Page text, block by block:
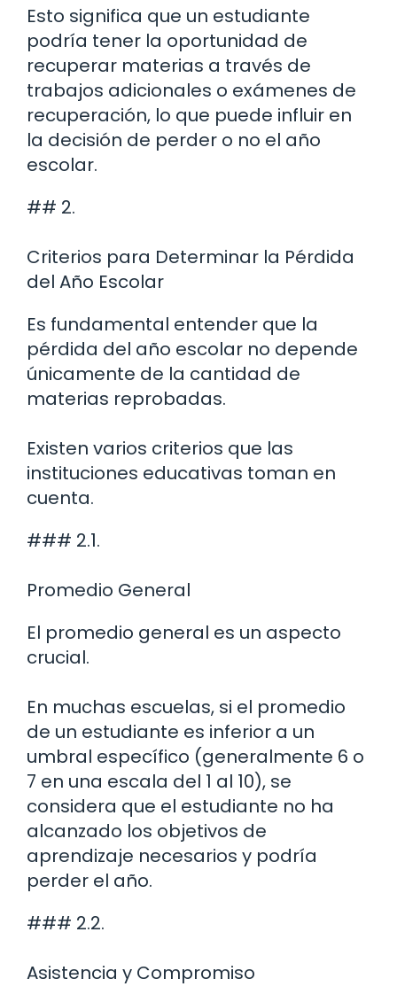
Esto significa que un estudiante
podría tener la oportunidad de
recuperar materias a través de
trabajos adicionales o exámenes de
recuperación, lo que puede influir en
la decisión de perder o no el año
escolar.
## 2.
Criterios para Determinar la Pérdida
del Año Escolar
Es fundamental entender que la
pérdida del año escolar no depende
únicamente de la cantidad de
materias reprobadas.
Existen varios criterios que las
instituciones educativas toman en
cuenta.
### 2.1.
Promedio General
El promedio general es un aspecto
crucial.
En muchas escuelas, si el promedio
de un estudiante es inferior a un
umbral específico (generalmente 6 o
7 en una escala del 1 al 10), se
considera que el estudiante no ha
alcanzado los objetivos de
aprendizaje necesarios y podría
perder el año.
### 2.2.
Asistencia y Compromiso